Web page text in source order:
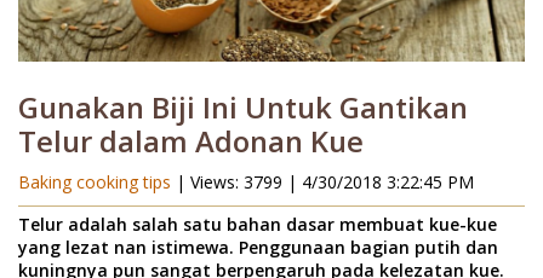
Gunakan Biji Ini Untuk Gantikan
Telur dalam Adonan Kue
Baking cooking tips | Views: 3799 | 4/30/2018 3:22:45 PM
Telur adalah salah satu bahan dasar membuat kue-kue
yang lezat nan istimewa. Penggunaan bagian putih dan
kuningnya pun sangat berpengaruh pada kelezatan kue.